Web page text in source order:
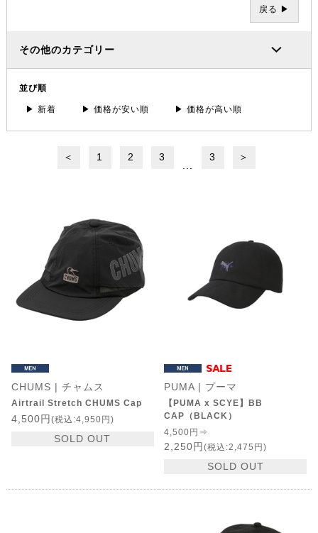
戻る ▶
その他のカテゴリー
並び順
▶ 新着 ▶ 価格が安い順 ▶ 価格が高い順
＜ 1 2 3 3 ＞
CHUMS | チャムス
Airtrail Stretch CHUMS Cap
4,500円 (税込:4,950円)
SOLD OUT
PUMA | プーマ
【PUMA x SCYE】BB
CAP（BLACK）
4,500円⇒
2,250円 (税込:2,475円)
SOLD OUT